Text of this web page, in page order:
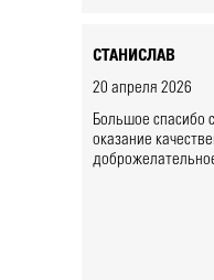
СТАНИСЛАВ
20 апреля 2026
Большое спасибо
оказание